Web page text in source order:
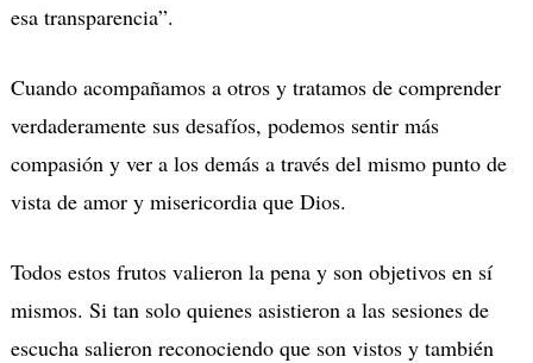
esa transparencia”.
Cuando acompañamos a otros y tratamos de comprender
verdaderamente sus desafíos, podemos sentir más
compasión y ver a los demás a través del mismo punto de
vista de amor y misericordia que Dios.
Todos estos frutos valieron la pena y son objetivos en sí
mismos. Si tan solo quienes asistieron a las sesiones de
escucha salieron reconociendo que son vistos y también